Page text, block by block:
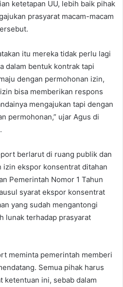
ketetapan UU, lebih baik pihak
prasyarat macam-macam
itu mereka tidak perlu lagi
dalam bentuk kontrak tapi
dengan permohonan izin,
bisa memberikan respons
mengajukan tapi dengan
permohonan,” ujar Agus di
berlarut di ruang publik dan
izin ekspor konsentrat ditahan
Pemerintah Nomor 1 Tahun
syarat ekspor konsentrat
yang sudah mengantongi
lunak terhadap prasyarat
meminta pemerintah memberi
Semua pihak harus
ketentuan ini, sebab dalam